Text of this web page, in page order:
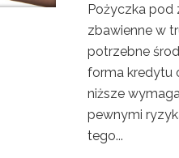
Pożyczka pod
zbawienne w
potrzebne
forma kredytu
niższe
pewnymi
tego...